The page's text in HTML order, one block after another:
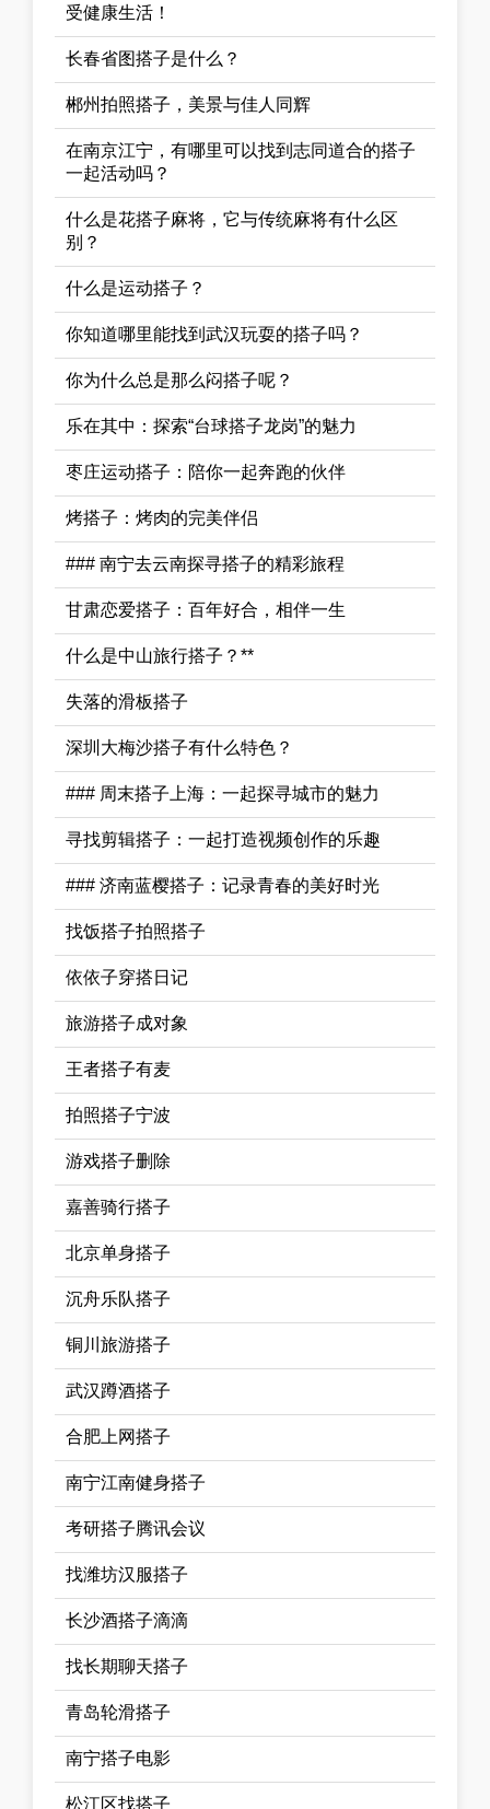
受健康生活！
长春省图搭子是什么？
郴州拍照搭子，美景与佳人同辉
在南京江宁，有哪里可以找到志同道合的搭子
一起活动吗？
什么是花搭子麻将，它与传统麻将有什么区
别？
什么是运动搭子？
你知道哪里能找到武汉玩耍的搭子吗？
你为什么总是那么闷搭子呢？
乐在其中：探索“台球搭子龙岗”的魅力
枣庄运动搭子：陪你一起奔跑的伙伴
烤搭子：烤肉的完美伴侣
### 南宁去云南探寻搭子的精彩旅程
甘肃恋爱搭子：百年好合，相伴一生
什么是中山旅行搭子？**
失落的滑板搭子
深圳大梅沙搭子有什么特色？
### 周末搭子上海：一起探寻城市的魅力
寻找剪辑搭子：一起打造视频创作的乐趣
### 济南蓝樱搭子：记录青春的美好时光
找饭搭子拍照搭子
依依子穿搭日记
旅游搭子成对象
王者搭子有麦
拍照搭子宁波
游戏搭子删除
嘉善骑行搭子
北京单身搭子
沉舟乐队搭子
铜川旅游搭子
武汉蹲酒搭子
合肥上网搭子
南宁江南健身搭子
考研搭子腾讯会议
找潍坊汉服搭子
长沙酒搭子滴滴
找长期聊天搭子
青岛轮滑搭子
南宁搭子电影
松江区找搭子